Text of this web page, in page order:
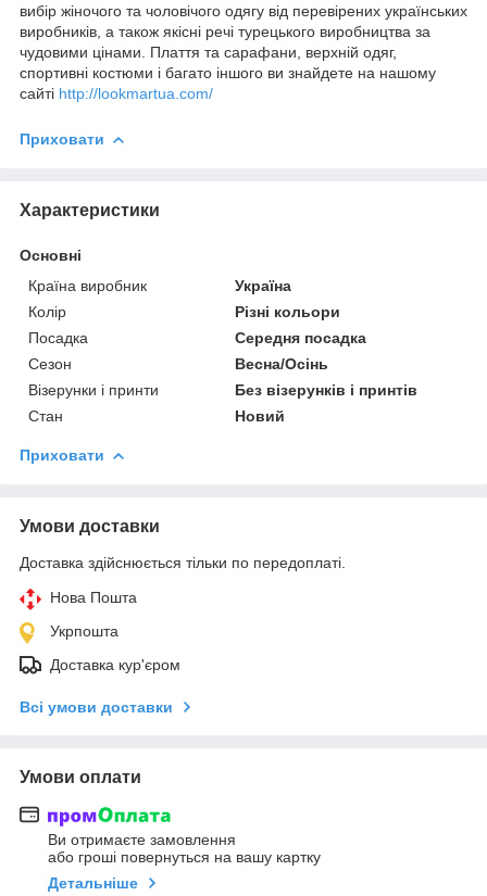
вибір жіночого та чоловічого одягу від перевірених українських
виробників, а також якісні речі турецького виробництва за
чудовими цінами. Плаття та сарафани, верхній одяг,
спортивні костюми і багато іншого ви знайдете на нашому
сайті http://lookmartua.com/
Приховати
Характеристики
Основні
Країна виробник
Україна
Колір
Різні кольори
Посадка
Середня посадка
Сезон
Весна/Осінь
Візерунки і принти
Без візерунків і принтів
Стан
Новий
Приховати
Умови доставки
Доставка здійснюється тільки по передоплаті.
Нова Пошта
Укрпошта
Доставка кур'єром
Всі умови доставки
Умови оплати
Ви отримаєте замовлення
або гроші повернуться на вашу картку
Детальніше